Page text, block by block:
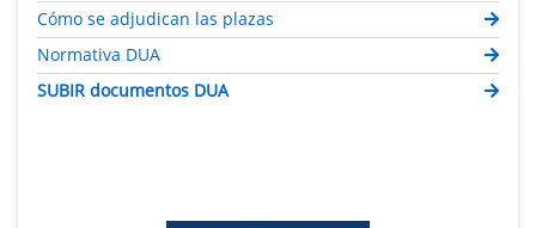
Cómo se adjudican las plazas
Normativa DUA
SUBIR documentos DUA